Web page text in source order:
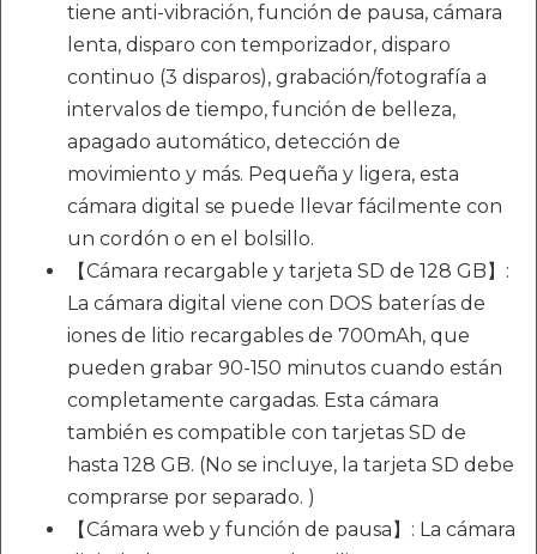
tiene anti-vibración, función de pausa, cámara
lenta, disparo con temporizador, disparo
continuo (3 disparos), grabación/fotografía a
intervalos de tiempo, función de belleza,
apagado automático, detección de
movimiento y más. Pequeña y ligera, esta
cámara digital se puede llevar fácilmente con
un cordón o en el bolsillo.
【Cámara recargable y tarjeta SD de 128 GB】:
La cámara digital viene con DOS baterías de
iones de litio recargables de 700mAh, que
pueden grabar 90-150 minutos cuando están
completamente cargadas. Esta cámara
también es compatible con tarjetas SD de
hasta 128 GB. (No se incluye, la tarjeta SD debe
comprarse por separado. )
【Cámara web y función de pausa】: La cámara